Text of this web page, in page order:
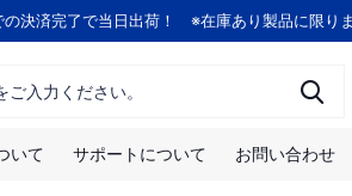
の決済完了で当日出荷！ ※在庫あり製品に限りま
いて サポートについて お問い合わせ